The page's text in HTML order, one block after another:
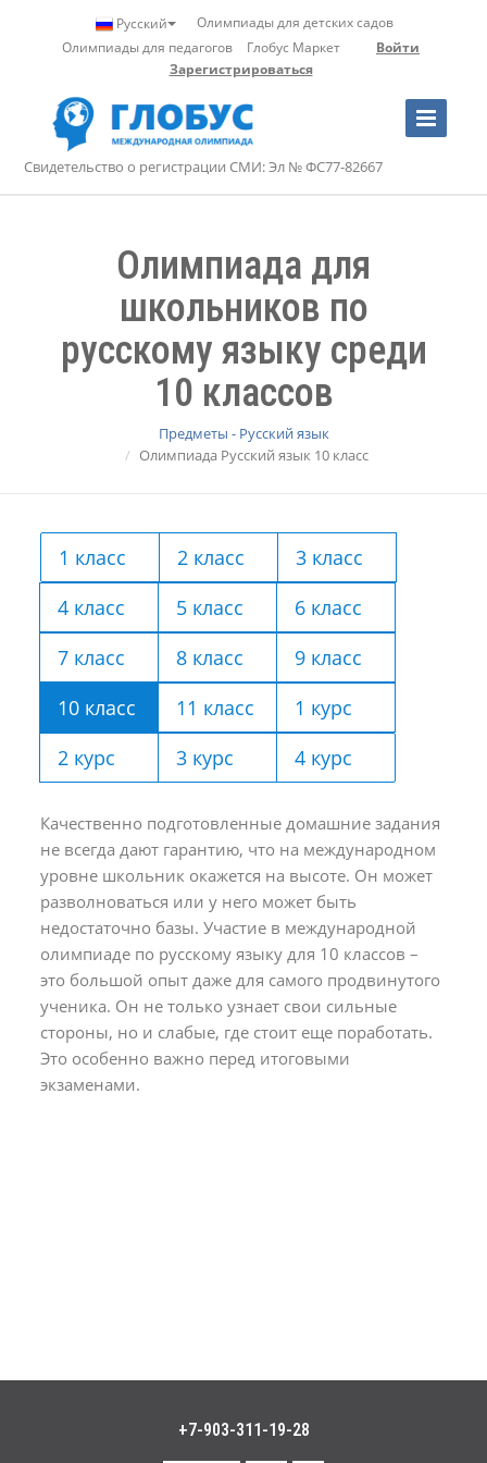
Русский
Олимпиады для детских садов
Олимпиады для педагогов
Глобус Маркет
Войти
Зарегистрироваться
Toggle
Navigation
Свидетельство о регистрации СМИ: Эл № ФС77-82667
Олимпиада для
школьников по
русскому языку среди
10 классов
Предметы - Русский язык
Олимпиада Русский язык 10 класс
1 класс 2 класс
3 класс
4 класс
5 класс
6 класс
7 класс
8 класс
9 класс
10 класс
11 класс
1 курс
2 курс
3 курс 4 курс
Качественно подготовленные домашние задания
не всегда дают гарантию, что на международном
уровне школьник окажется на высоте. Он может
разволноваться или у него может быть
недостаточно базы. Участие в международной
олимпиаде по русскому языку для 10 классов –
это большой опыт даже для самого продвинутого
ученика. Он не только узнает свои сильные
стороны, но и слабые, где стоит еще поработать.
Это особенно важно перед итоговыми
экзаменами.
+7-903-311-19-28